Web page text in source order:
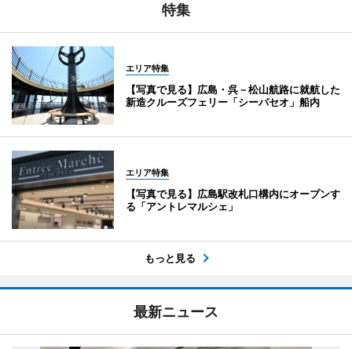
特集
エリア特集
【写真で見る】広島・呉－松山航路に就航した
新造クルーズフェリー「シーパセオ」船内
エリア特集
【写真で見る】広島駅改札口構内にオープンす
る「アントレマルシェ」
もっと見る
最新ニュース